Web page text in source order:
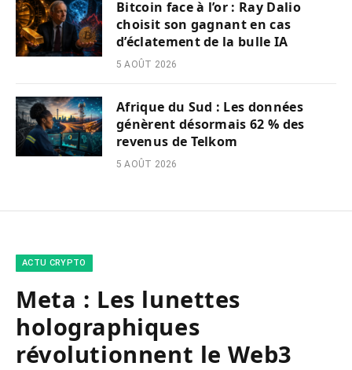
Bitcoin face à l’or : Ray Dalio
choisit son gagnant en cas
d’éclatement de la bulle IA
5 AOÛT 2026
Afrique du Sud : Les données
génèrent désormais 62 % des
revenus de Telkom
5 AOÛT 2026
ACTU CRYPTO
Meta : Les lunettes
holographiques
révolutionnent le Web3